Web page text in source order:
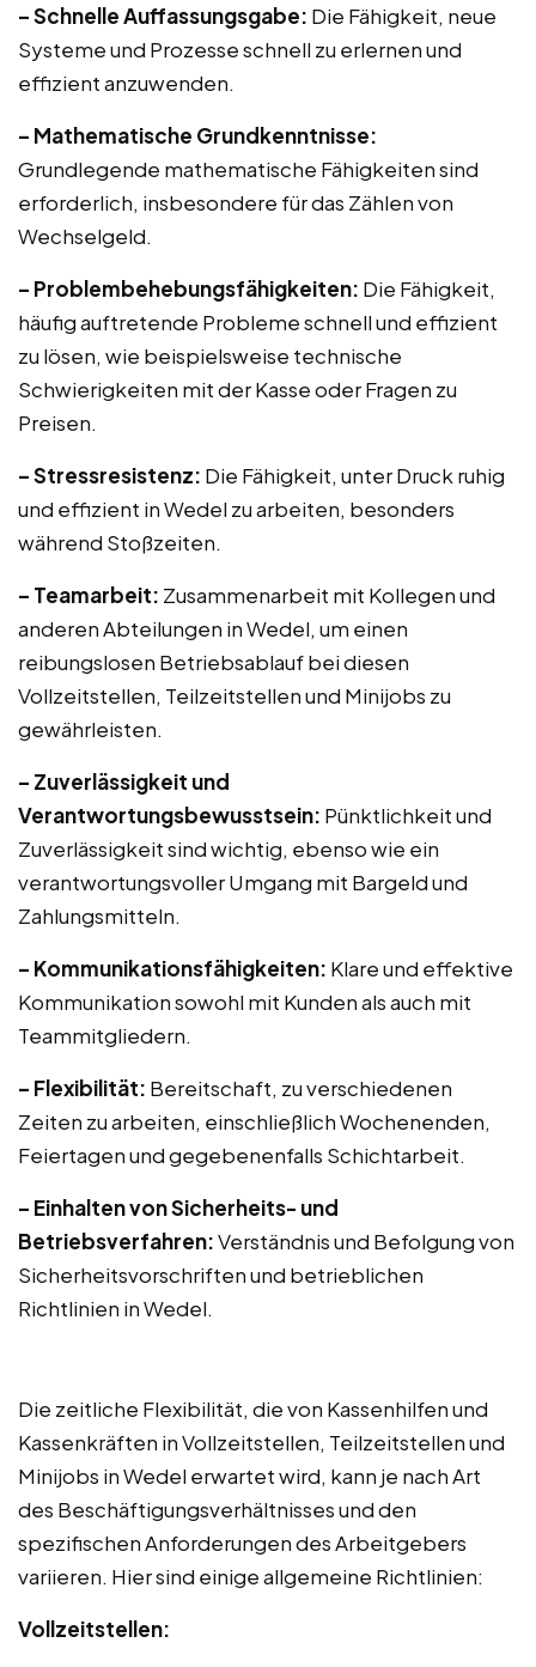
– Schnelle Auffassungsgabe: Die Fähigkeit, neue
Systeme und Prozesse schnell zu erlernen und
effizient anzuwenden.
– Mathematische Grundkenntnisse:
Grundlegende mathematische Fähigkeiten sind
erforderlich, insbesondere für das Zählen von
Wechselgeld.
– Problembehebungsfähigkeiten: Die Fähigkeit,
häufig auftretende Probleme schnell und effizient
zu lösen, wie beispielsweise technische
Schwierigkeiten mit der Kasse oder Fragen zu
Preisen.
– Stressresistenz: Die Fähigkeit, unter Druck ruhig
und effizient in Wedel zu arbeiten, besonders
während Stoßzeiten.
– Teamarbeit: Zusammenarbeit mit Kollegen und
anderen Abteilungen in Wedel, um einen
reibungslosen Betriebsablauf bei diesen
Vollzeitstellen, Teilzeitstellen und Minijobs zu
gewährleisten.
– Zuverlässigkeit und
Verantwortungsbewusstsein: Pünktlichkeit und
Zuverlässigkeit sind wichtig, ebenso wie ein
verantwortungsvoller Umgang mit Bargeld und
Zahlungsmitteln.
– Kommunikationsfähigkeiten: Klare und effektive
Kommunikation sowohl mit Kunden als auch mit
Teammitgliedern.
– Flexibilität: Bereitschaft, zu verschiedenen
Zeiten zu arbeiten, einschließlich Wochenenden,
Feiertagen und gegebenenfalls Schichtarbeit.
– Einhalten von Sicherheits- und
Betriebsverfahren:Verständnis und Befolgung von
Sicherheitsvorschriften und betrieblichen
Richtlinien in Wedel.
Die zeitliche Flexibilität, die von Kassenhilfen und
Kassenkräften in Vollzeitstellen, Teilzeitstellen und
Minijobs in Wedel erwartet wird, kann je nach Art
des Beschäftigungsverhältnisses und den
spezifischen Anforderungen des Arbeitgebers
variieren. Hier sind einige allgemeine Richtlinien:
Vollzeitstellen: